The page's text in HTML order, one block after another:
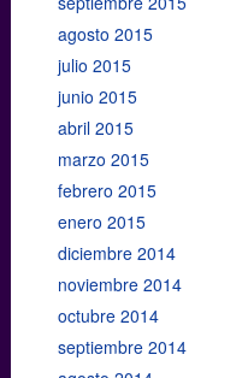
agosto 2015
julio 2015
junio 2015
abril 2015
marzo 2015
febrero 2015
enero 2015
diciembre 2014
noviembre 2014
octubre 2014
septiembre 2014